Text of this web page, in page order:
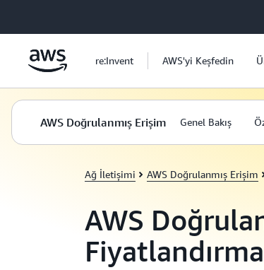
re:Invent AWS'yi Keşfedin
AWS Doğrulanmış Erişim Genel Bakış
Ağ İletişimi AWS Doğrulanmış Erişim
AWS